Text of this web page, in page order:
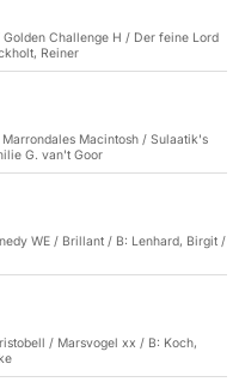
Challenge H / Der feine Lord
Reiner
Macintosh / Sulaatik's
G. van't Goor
WE / Brillant / B: Lenhard, Birgit /
/ Marsvogel xx / B: Koch,